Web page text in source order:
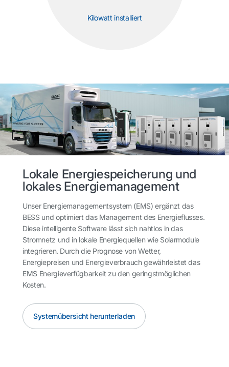
Kilowatt installiert
Lokale Energiespeicherung und
lokales Energiemanagement
Unser Energiemanagementsystem (EMS) ergänzt das
BESS und optimiert das Management des Energieflusses.
Diese intelligente Software lässt sich nahtlos in das
Stromnetz und in lokale Energiequellen wie Solarmodule
integrieren. Durch die Prognose von Wetter,
Energiepreisen und Energieverbrauch gewährleistet das
EMS Energieverfügbarkeit zu den geringstmöglichen
Kosten.
Systemübersicht herunterladen